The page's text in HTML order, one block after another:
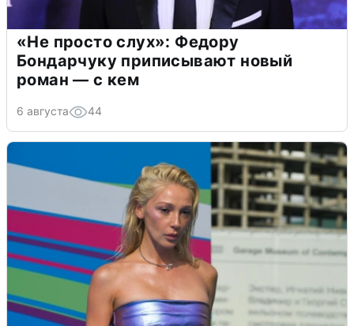
«Не просто слух»: Федору
Бондарчуку приписывают новый
роман — с кем
6 августа 44